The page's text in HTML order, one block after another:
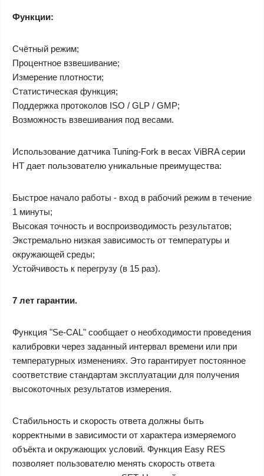
Функции:
Счётный режим;
Процентное взвешивание;
Измерение плотности;
Статистическая функция;
Поддержка протоколов ISO / GLP / GMP;
Возможность взвешивания под весами.
Использование датчика Tuning-Fork в весах ViBRA серии
HT дает пользователю уникальные преимущества:
Быстрое начало работы - вход в рабочий режим в течение
1 минуты;
Высокая точность и воспроизводимость результатов;
Экстремально низкая зависимость от температуры и
окружающей среды;
Устойчивость к перегрузу (в 15 раз).
7 лет гарантии.
Функция "Se-CAL" сообщает о необходимости проведения
калибровки через заданный интервал времени или при
температурных изменениях. Это гарантирует постоянное
соответствие стандартам эксплуатации для получения
высокоточных результатов измерения.
Стабильность и скорость ответа должны быть
корректными в зависимости от характера измеряемого
объёкта и окружающих условий. Функция Easy RES
позволяет пользователю менять скорость ответа